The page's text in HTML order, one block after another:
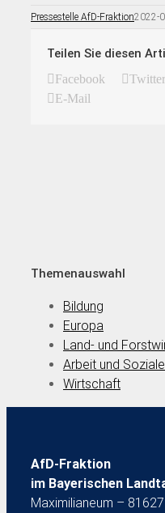
Pressestelle AfD-Fraktion2022-
Teilen Sie diesen
Facebook Twitter
E-Mail
Themenauswahl
Bildung
Europa
Land- und
Arbeit und
Wirtschaft
AfD-Fraktion
im Bayerischen
Maximilianeum –